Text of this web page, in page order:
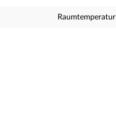
Raumtemperatur